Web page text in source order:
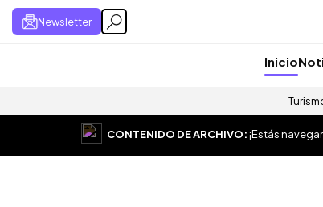
Newsletter
Inicio
CONTENIDO DE ARCHIVO:¡Estás